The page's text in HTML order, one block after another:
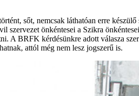
sőt, nemcsak láthatóan erre készülő
önkéntesei a Szikra
A BRFK kérdésünkre adott válasza
attól még nem lesz jogszerű is.